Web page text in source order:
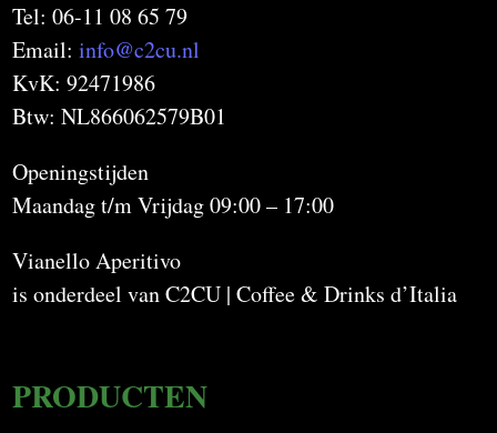
Tel: 06-11 08 65 79
Email:info@c2cu.nl
KvK: 92471986
Btw: NL866062579B01
Openingstijden
Maandag t/m Vrijdag 09:00 – 17:00
Vianello Aperitivo
is onderdeel van C2CU | Coffee & Drinks d’Italia
PRODUCTEN